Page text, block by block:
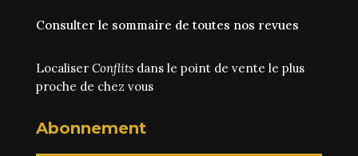
Consulter le sommaire de toutes nos revues
Localiser Conflitsdans le point de vente le plus
proche de chez vous
Abonnement